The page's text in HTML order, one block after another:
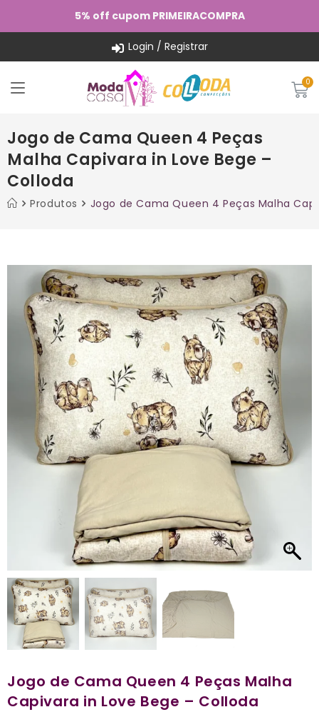
5% off cupom PRIMEIRACOMPRA
Login / Registrar
Jogo de Cama Queen 4 Peças
Malha Capivara in Love Bege –
Colloda
Produtos Jogo de Cama Queen 4 Peças Malha
Jogo de Cama Queen 4 Peças Malha
Capivara in Love Bege – Colloda